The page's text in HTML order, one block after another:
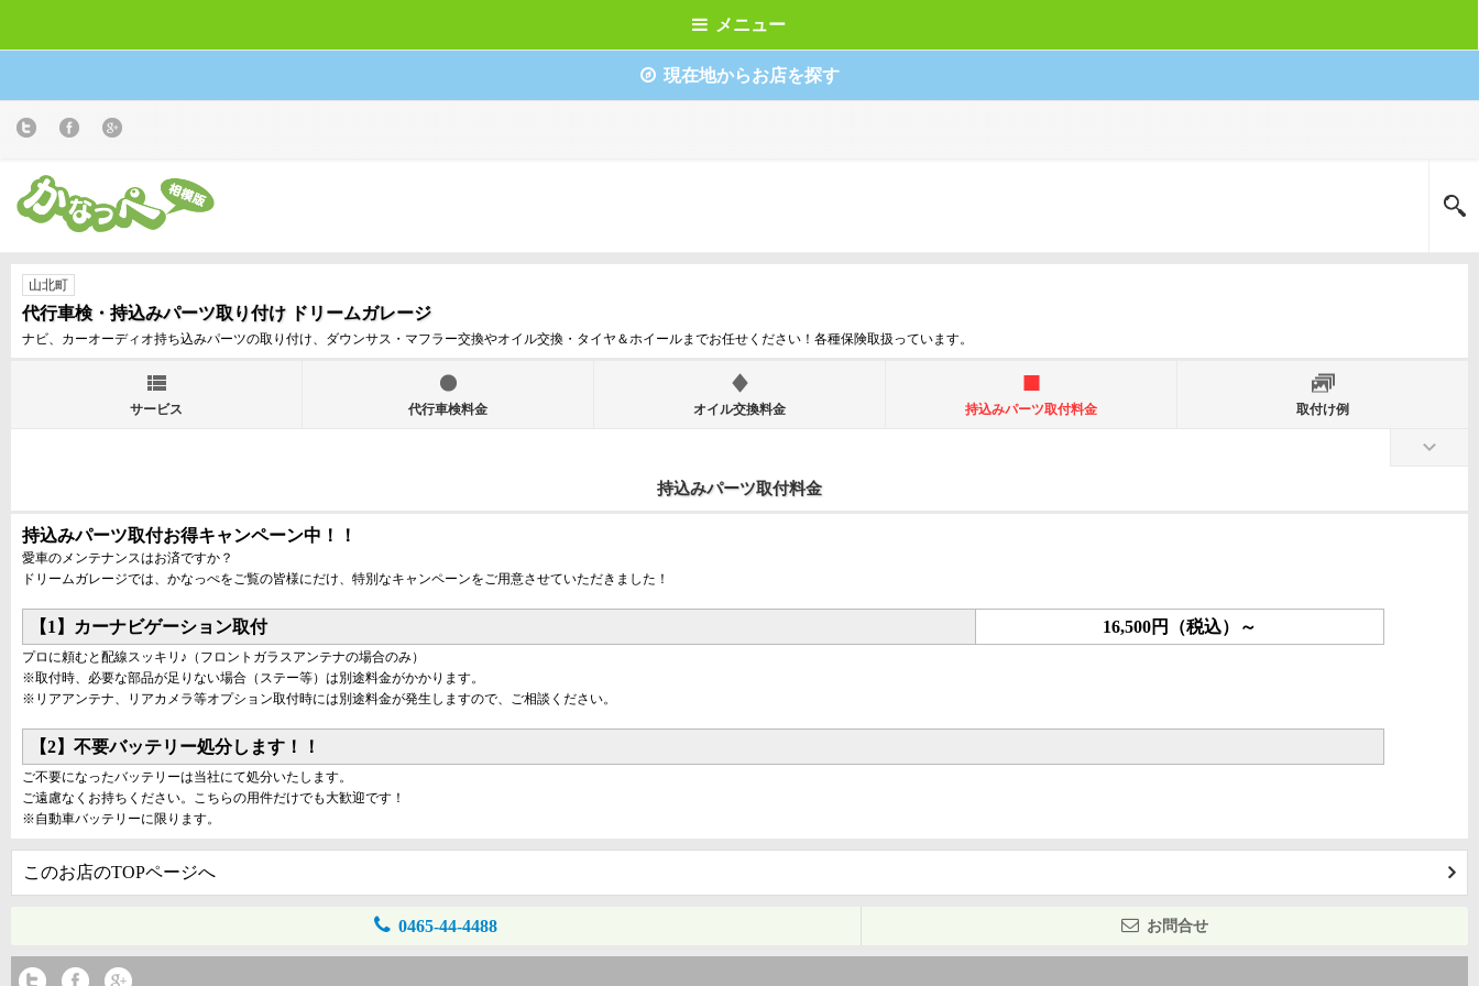
メニュー
現在地からお店を探す
山北町
代行車検・持込みパーツ取り付け ドリームガレージ
ナビ、カーオーディオ持ち込みパーツの取り付け、ダウンサス・マフラー交換やオイル交換・タイヤ＆ホイールまでお任せください！各種保険取扱っています。
サービス 代行車検料金 オイル交換料金 持込みパーツ取付料金 取付け例
持込みパーツ取付料金
持込みパーツ取付お得キャンペーン中！！
愛車のメンテナンスはお済ですか？
ドリームガレージでは、かなっぺをご覧の皆様にだけ、特別なキャンペーンをご用意させていただきました！
【1】カーナビゲーション取付 16,500円（税込）～
プロに頼むと配線スッキリ♪（フロントガラスアンテナの場合のみ）
※取付時、必要な部品が足りない場合（ステー等）は別途料金がかかります。
※リアアンテナ、リアカメラ等オプション取付時には別途料金が発生しますので、ご相談ください。
【2】不要バッテリー処分します！！
ご不要になったバッテリーは当社にて処分いたします。
ご遠慮なくお持ちください。こちらの用件だけでも大歓迎です！
※自動車バッテリーに限ります。
このお店のTOPページへ
0465-44-4488 お問合せ